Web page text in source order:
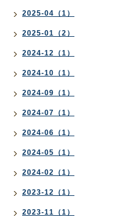
2025-04（1）
2025-01（2）
2024-12（1）
2024-10（1）
2024-09（1）
2024-07（1）
2024-06（1）
2024-05（1）
2024-02（1）
2023-12（1）
2023-11（1）